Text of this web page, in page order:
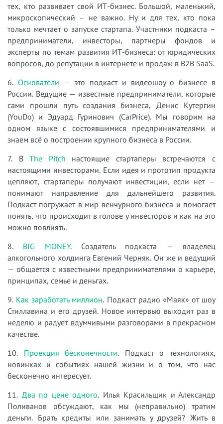
тех, кто развивает свой ИТ-бизнес. Большой, маленький,
микроскопический – не важно. Ну и для тех, кто пока
только мечтает о запуске стартапа. Участники подкаста –
предприниматели, инвесторы, партнеры фондов и
эксперты по темам развития ИТ-бизнеса: от юридических
вопросов, до репутации в интернете и продаж в B2B SaaS.
6. Основатели — это подкаст и видеошоу о бизнесе в
России. Ведущие — известные предприниматели, которые
сами прошли путь создания бизнеса, Денис Кутергин
(YouDo) и Эдуард Гуринович (CarPrice). Мы говорим на
одном языке с состоявшимися предпринимателями и
знаем всё о построении крупного бизнеса в России.
7. ВThe Pitch настоящие стартаперы встречаются с
настоящими инвесторами. Если идея и прототип продукта
цепляют, стартаперы получают инвестиции, если нет —
понимают направление для дальнейшего развития.
Подкаст погружает в мир венчурного бизнеса и помогает
понять, что происходит в голове у инвесторов и как на это
можно повлиять.
8. BIG MONEY. Создатель подкаста — владелец
алкогольного холдинга Евгений Черняк. Он же и ведущий
— общается с известными предпринимателями о карьере,
принципах, семье и деньгах.
9. Как заработать миллион. Подкаст радио «Маяк» от шоу
Стиллавина и его друзей. Новое интервью выходит раз в
неделю и радует вдумчивыми разговорами в прекрасном
качестве.
10. Проекция бесконечности. Подкаст о технологиях,
новинках и событиях нашей жизни и о том, что нас
бесконечно интересует.
11. Два по цене одного. Илья Красильщик и Александр
Поливанов обсуждают, как мы (неправильно) тратим
деньги. Брать кредиты или занимать у друзей? Жить в